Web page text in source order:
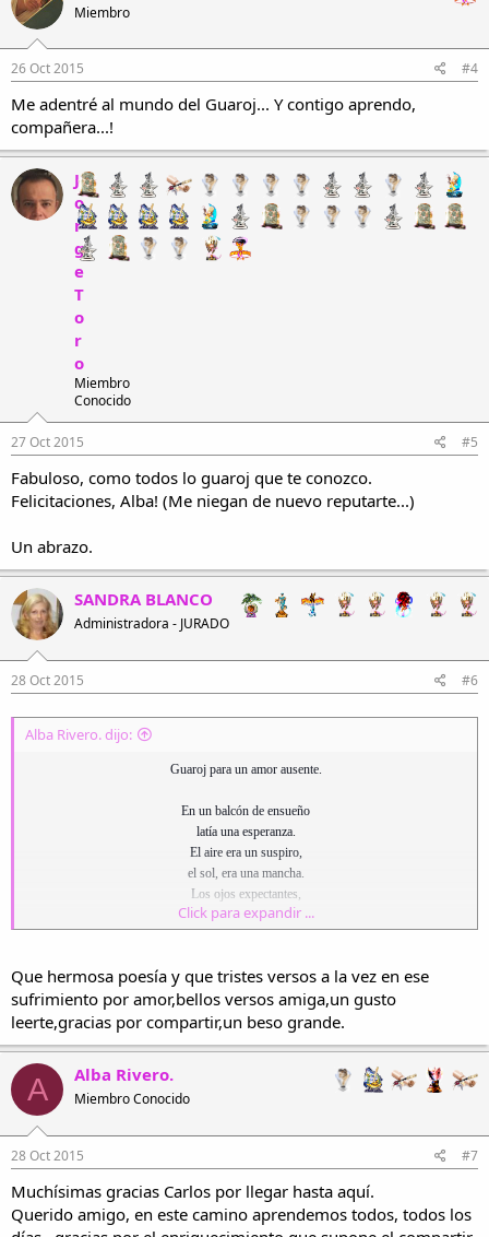
Miembro
26 Oct 2015 #4
Me adentré al mundo del Guaroj... Y contigo aprendo,
compañera...!
J
o
r
g
e
T
o
r
o
Miembro
Conocido
27 Oct 2015 #5
Fabuloso, como todos lo guaroj que te conozco.
Felicitaciones, Alba! (Me niegan de nuevo reputarte...)
Un abrazo.
SANDRA BLANCO
Administradora - JURADO
28 Oct 2015 #6
Alba Rivero. dijo:
Guaroj para un amor ausente.
En un balcón de ensueño
latía una esperanza.
El aire era un suspiro,
el sol, era una mancha.
Los ojos expectantes,
las manos encrispadas,
la línea, el horizonte...
En un balcón de ensueño,
el sol,era una mancha.
Callada y pensativa,
un alma se azoraba.
su amado a la batalla,
Tal vez, hoy regresara!
Callada y pensativa,
la niña no lloraba.
Click para expandir ...
Que hermosa poesía y que tristes versos a la vez en ese
sufrimiento por amor,bellos versos amiga,un gusto
leerte,gracias por compartir,un beso grande.
A Alba Rivero.
Miembro Conocido
28 Oct 2015 #7
Muchísimas gracias Carlos por llegar hasta aquí.
Querido amigo, en este camino aprendemos todos, todos los